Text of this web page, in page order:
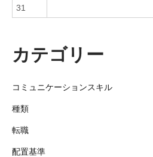
31
カテゴリー
コミュニケーションスキル
種類
転職
配置基準